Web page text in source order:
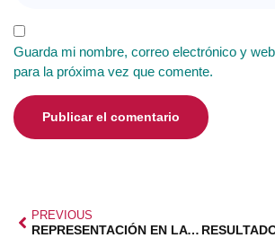
Guarda mi nombre, correo electrónico y
para la próxima vez que comente.
PREVIOUS
REPRESENTACIÓN EN LA ZONA NORTE DE MADRID